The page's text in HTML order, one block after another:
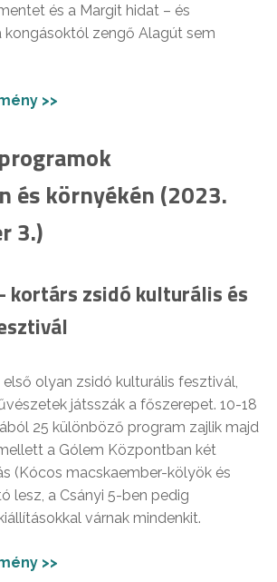
és a Margit hidat – és
kongásoktól zengő Alagút sem
>>
és környékén (2023.
3.)
kortárs zsidó kulturális és
olyan zsidó kulturális fesztivál,
játsszák a főszerepet. 10-18
25 különböző program zajlik majd
a Gólem Központban két
(Kócos macskaember-kölyök és
lesz, a Csányi 5-ben pedig
várnak mindenkit.
>>